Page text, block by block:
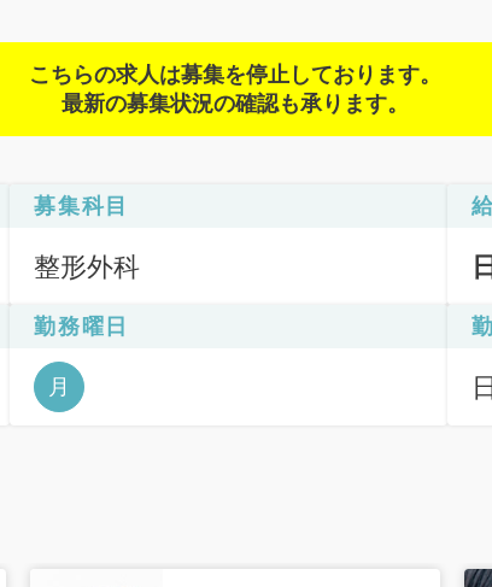
こちらの求人は募集を停止しております。
最新の募集状況の確認も承ります。
募集科目
整形外科
勤務曜日
月